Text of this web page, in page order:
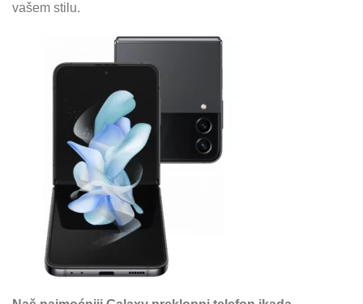
vašem stilu.